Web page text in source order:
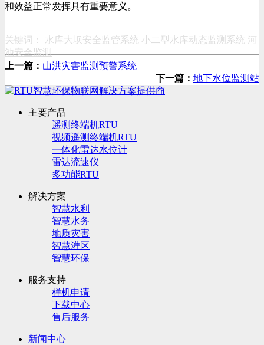
和效益正常发挥具有重要意义。
关键词： 水库大坝安全监管系统 小二型水库动态监测系统 河
池安全监测
上一篇： 山洪灾害监测预警系统
下一篇： 地下水位监测站
主要产品
遥测终端机RTU
视频遥测终端机RTU
一体化雷达水位计
雷达流速仪
多功能RTU
解决方案
智慧水利
智慧水务
地质灾害
智慧灌区
智慧环保
服务支持
样机申请
下载中心
售后服务
新闻中心